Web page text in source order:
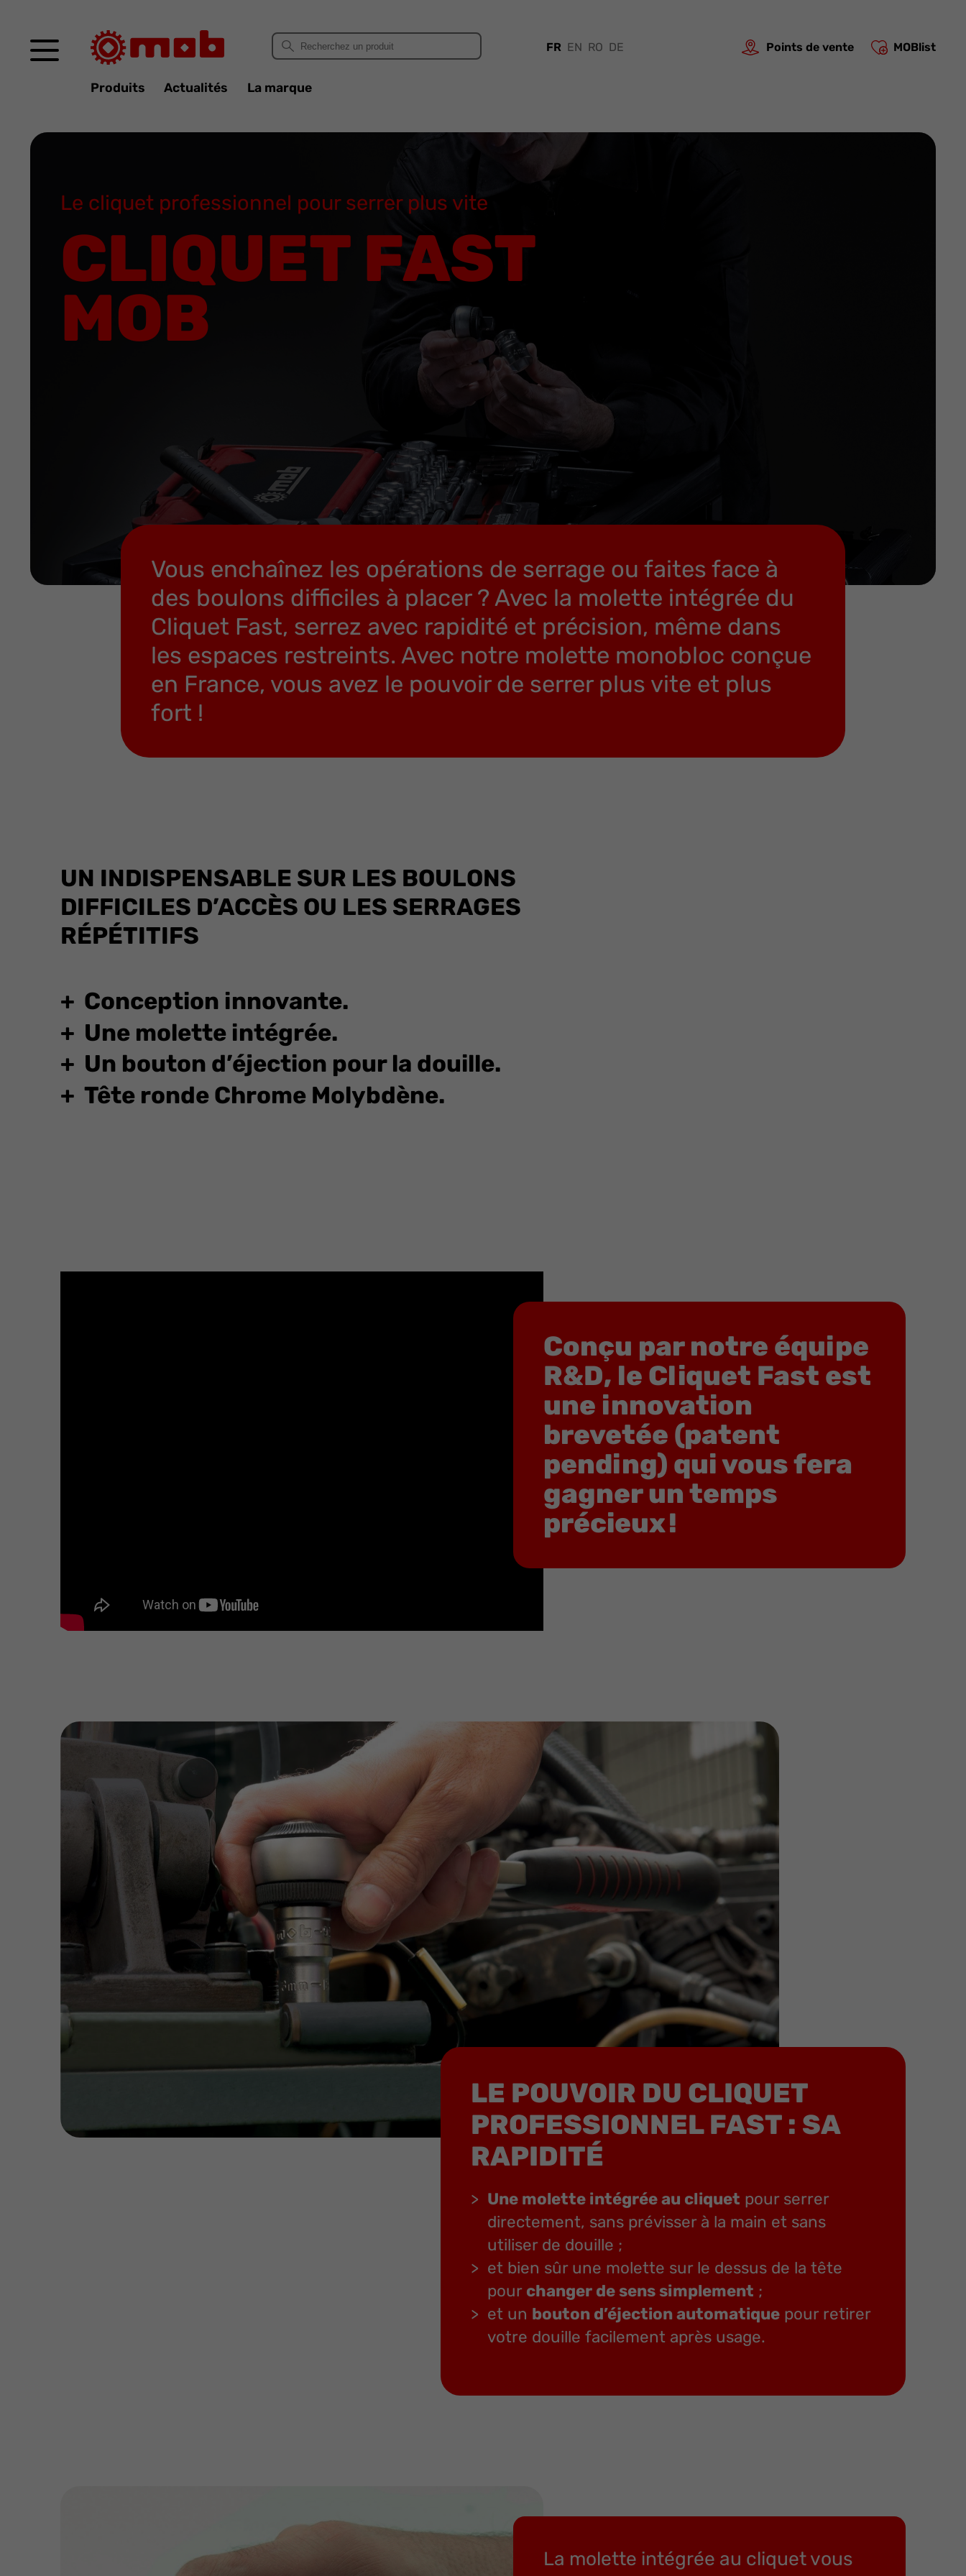
FR EN RO DE Points de vente MOBlist
Produits Actualités La marque
Le cliquet professionnel pour serrer plus vite
CLIQUET FAST
MOB
Vous enchaînez les opérations de serrage ou faites face à
des boulons difficiles à placer ? Avec la molette intégrée du
Cliquet Fast, serrez avec rapidité et précision, même dans
les espaces restreints. Avec notre molette monobloc conçue
en France, vous avez le pouvoir de serrer plus vite et plus
fort !
UN INDISPENSABLE SUR LES BOULONS
DIFFICILES D’ACCÈS OU LES SERRAGES
RÉPÉTITIFS
Conception innovante.
Une molette intégrée.
Un bouton d’éjection pour la douille.
Tête ronde Chrome Molybdène.
Conçu par notre équipe
R&D, le Cliquet Fast est
une innovation
brevetée (patent
pending) qui vous fera
gagner un temps
précieux !
LE POUVOIR DU CLIQUET
PROFESSIONNEL FAST : SA
RAPIDITÉ
Une molette intégrée au cliquet pour serrer
directement, sans prévisser à la main et sans
utiliser de douille ;
et bien sûr une molette sur le dessus de la tête
pour changer de sens simplement ;
et un bouton d’éjection automatiquepour retirer
votre douille facilement après usage.
La molette intégrée au cliquet vous